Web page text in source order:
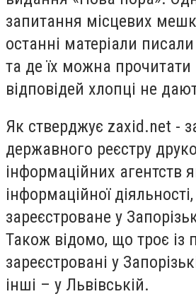
запитання місцевих
останні матеріали
та де їх можна
відповідей хлопці не
Як стверджує zaxid.net -
державного реєстру
інформаційних агентств
інформаційної
зареєстроване у
Також відомо, що троє із
зареєстровані у
інші – у Львівській.